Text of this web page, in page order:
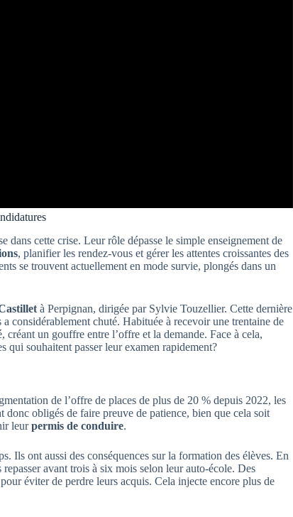
dans cette crise. Leur rôle dépasse le simple enseignement de
, planifier les rendez-vous et gérer les attentes croissantes des
se trouvent actuellement en mode survie, plongés dans un
à Perpignan, dirigée par Sylvie Touzellier. Cette dernière
considérablement chuté. Habituée à recevoir une trentaine de
un gouffre entre l’offre et la demande. Face à cela,
qui souhaitent passer leur examen rapidement?
de l’offre de places de plus de 20 % depuis 2022, les
donc obligés de faire preuve de patience, bien que cela soit
leurpermis de conduire.
Ils ont aussi des conséquences sur la formation des élèves. En
repasser avant trois à six mois selon leur auto-école. Des
éviter de perdre leurs acquis. Cela injecte encore plus de